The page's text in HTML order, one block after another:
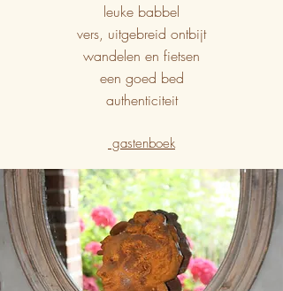
leuke babbel
vers, uitgebreid ontbijt
wandelen en fietsen
een goed bed
authenticiteit
gastenboek